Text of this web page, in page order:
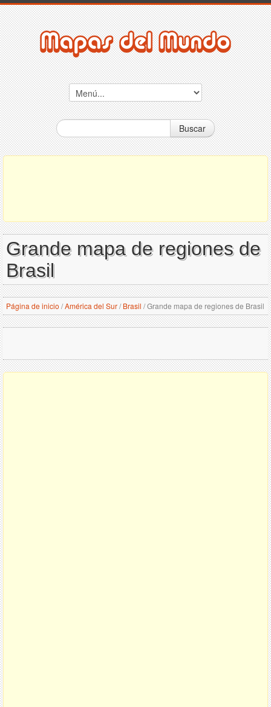
Buscar
Grande mapa de regiones de
Brasil
Página de inicio /América del Sur/ Brasil /Grande mapa de regiones de Brasil